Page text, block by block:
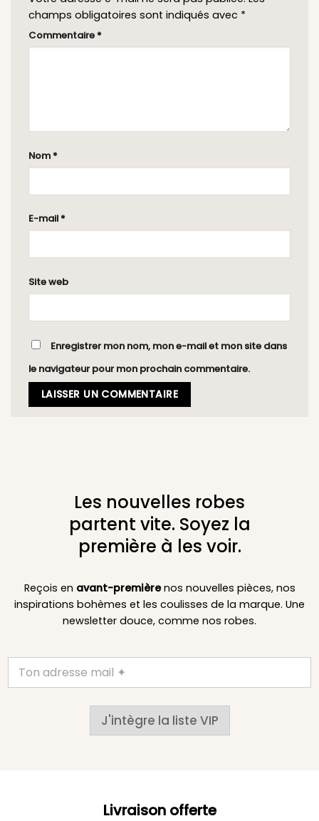
champs obligatoires sont indiqués avec *
Commentaire *
Nom *
E-mail *
Site web
Enregistrer mon nom, mon e-mail et mon site dans
le navigateur pour mon prochain commentaire.
Les nouvelles robes
partent vite. Soyez la
première à les voir.
Reçois en avant-premièrenos nouvelles pièces, nos
inspirations bohèmes et les coulisses de la marque. Une
newsletter douce, comme nos robes.
J'intègre la liste VIP
Livraison offerte